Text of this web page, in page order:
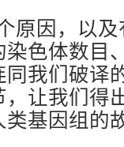
原因，以
色体数目
我们破译
让我们得
基因组的